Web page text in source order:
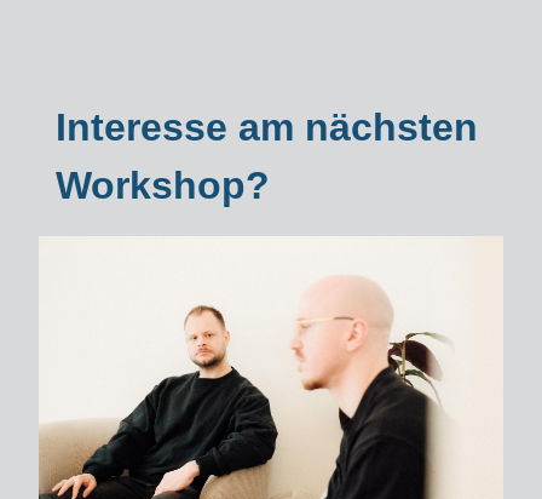
Interesse am nächsten
Workshop?